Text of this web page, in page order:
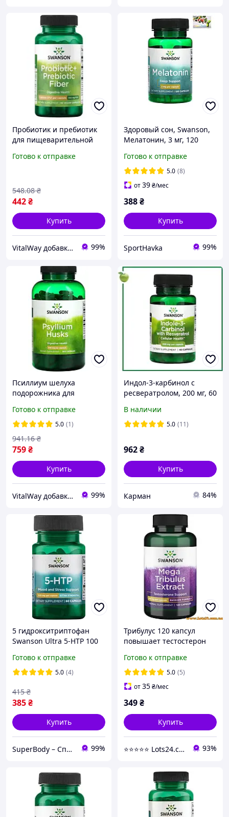
Пробиотик и пребиотик
для пищеварительной
бифидобактериями
60 капс
Готово к отправке
442₴
548.08 ₴
Купить
VitalWay добавки для здоров'я 99%
Здоровый сон, Swanson,
Мелатонин, 3 мг, 120
Готово к отправке
5.0 (8)
от39₴/мес
388₴
Купить
SportHavka 99%
Псиллиум шелуха
подорожника для
Swanson Psyllium Husks
610mg 300 капсул
Готово к отправке
5.0 (1)
759₴
941.16 ₴
Купить
VitalWay добавки для здоров'я 99%
Индол-3-карбинол с
ресвератролом, 200 мг, 60
В наличии
5.0 (11)
962₴
Купить
Карман 84%
5 гидрокситриптофан
Swanson Ultra 5-HTP 100
Готово к отправке
5.0 (4)
385₴
415 ₴
Купить
SuperBody – Спортивное питание и аксессуары для спортсменов и не только!!! 99%
Трибулус 120 капсул
повышает тестостерон
Tribulus + программа
тренировок
Готово к отправке
5.0 (5)
от35₴/мес
349₴
Купить
⭐️⭐️⭐️⭐️⭐️ Lots24.com.ua 93%